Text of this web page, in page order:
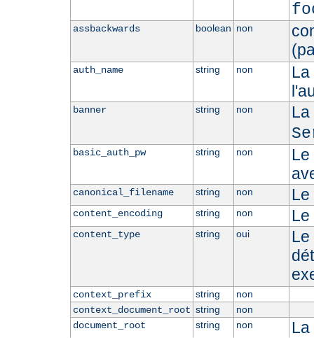
assbackwards boolean non
auth_name string non
La
banner string non
La
basic_auth_pw string non
Le
canonical_filename string non Le
content_encoding string non Le
content_type string oui
Le
context_prefix string
non
context_document_root string
non
document_root
string non La